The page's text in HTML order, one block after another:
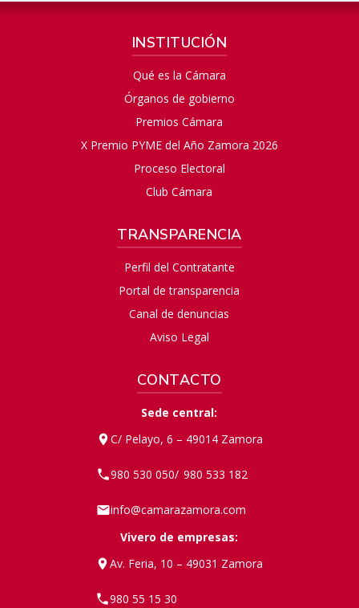
INSTITUCIÓN
Qué es la Cámara
Órganos de gobierno
Premios Cámara
X Premio PYME del Año Zamora 2026
Proceso Electoral
Club Cámara
TRANSPARENCIA
Perfil del Contratante
Portal de transparencia
Canal de denuncias
Aviso Legal
CONTACTO
Sede central:
C/ Pelayo, 6 – 49014 Zamora
980 530 050/ 980 533 182
info@camarazamora.com
Vivero de empresas:
Av. Feria, 10 – 49031 Zamora
980 55 15 30